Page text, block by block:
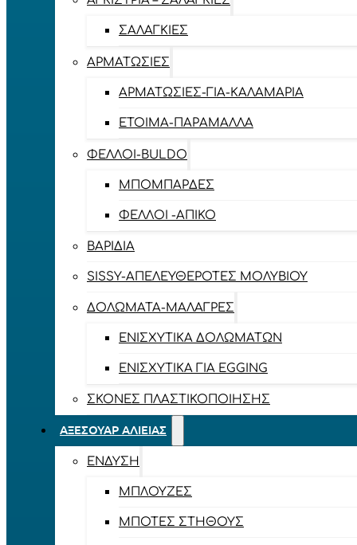
ΣΑΛΑΓΚΙΈΣ
ΑΡΜΑΤΩΣΙΈΣ
ΑΡΜΑΤΩΣΙΈΣ-ΓΙΑ-ΚΑΛΑΜΆΡΙΑ
ΈΤΟΙΜΑ-ΠΑΡΆΜΑΛΛΑ
ΦΕΛΛΟΊ-BULDO
ΜΠΟΜΠΆΡΔΕΣ
ΦΕΛΛΟΊ -ΑΠΊΚΟ
ΒΑΡΊΔΙΑ
SISSY-ΑΠΕΛΕΥΘΕΡΟΤΈΣ ΜΟΛΥΒΙΟΎ
ΔΟΛΏΜΑΤΑ-ΜΑΛΆΓΡΕΣ
ΕΝΙΣΧΥΤΙΚΆ ΔΟΛΩΜΆΤΩΝ
ΕΝΙΣΧΥΤΙΚΆ ΓΙΑ EGGING
ΣΚΌΝΕΣ ΠΛΑΣΤΙΚΟΠΟΊΗΣΗΣ
ΑΞΕΣΟΥΆΡ ΑΛΙΕΊΑΣ
ΈΝΔΥΣΗ
ΜΠΛΟΎΖΕΣ
ΜΠΌΤΕΣ ΣΤΉΘΟΥΣ